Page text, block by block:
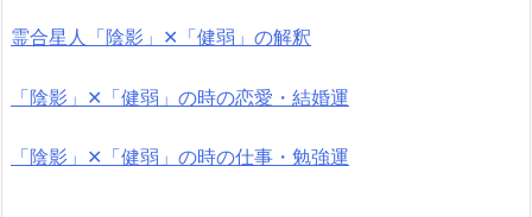
霊合星人「陰影」✕「健弱」の解釈
「陰影」✕「健弱」の時の恋愛・結婚運
「陰影」✕「健弱」の時の仕事・勉強運